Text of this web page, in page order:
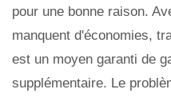
pour une bonne raison.
manquent d'économies,
est un moyen garanti de
supplémentaire. Le